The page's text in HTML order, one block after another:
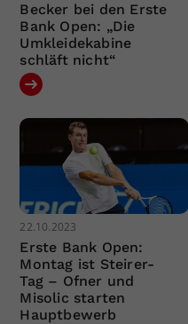
Becker bei den Erste
Bank Open: „Die
Umkleidekabine
schläft nicht“
22.10.2023
Erste Bank Open:
Montag ist Steirer-
Tag – Ofner und
Misolic starten
Hauptbewerb